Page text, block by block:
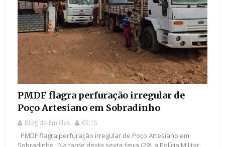
PMDF flagra perfuração irregular de
Poço Artesiano em Sobradinho
Blog do Emicles 05:15
PMDF flagra perfuração irregular de Poço Artesiano em
Sobradinho Na tarde desta sexta-feira (29), a Polícia Militar